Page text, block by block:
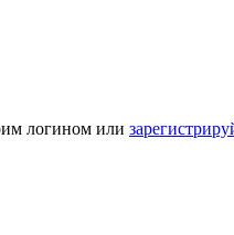
логином или